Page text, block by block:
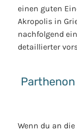
einen guten
Akropolis in
nachfolgend
detaillierter
Wenn du an